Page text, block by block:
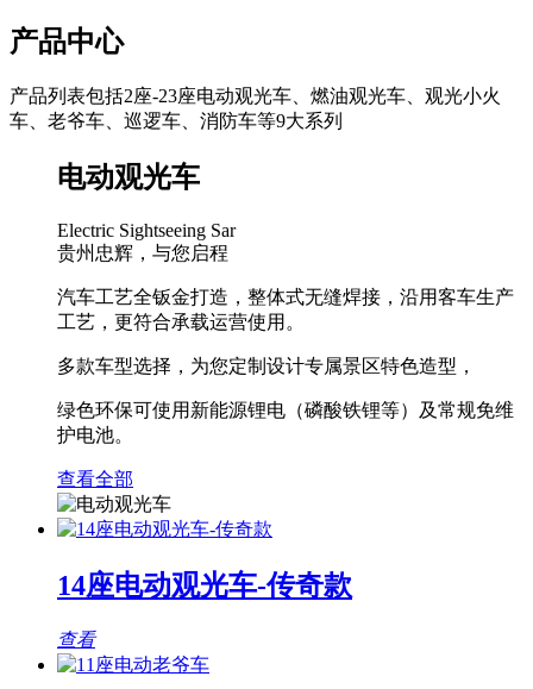
产品中心
产品列表包括2座-23座电动观光车、燃油观光车、观光小火
车、老爷车、巡逻车、消防车等9大系列
电动观光车
Electric Sightseeing Sar
贵州忠辉，与您启程
汽车工艺全钣金打造，整体式无缝焊接，沿用客车生产
工艺，更符合承载运营使用。
多款车型选择，为您定制设计专属景区特色造型，
绿色环保可使用新能源锂电（磷酸铁锂等）及常规免维
护电池。
查看全部
14座电动观光车-传奇款
查看